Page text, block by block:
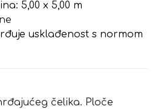
5,00 x 5,00 m
usklađenost s normom
čelika. Ploče